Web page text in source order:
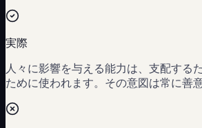
実際
人々に影響を与える能力は、支配する
ために使われます。その意図は常に善